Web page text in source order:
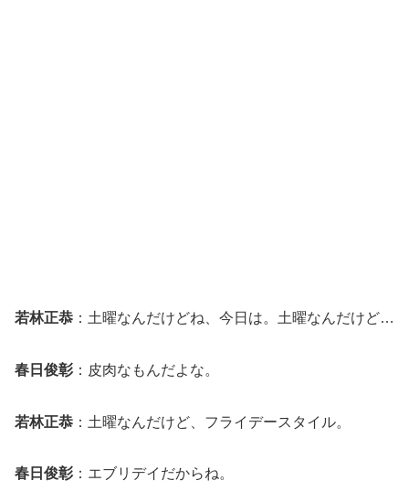
若林正恭 ：土曜なんだけどね、今日は。土曜なんだけど…
春日俊彰 ：皮肉なもんだよな。
若林正恭 ：土曜なんだけど、フライデースタイル。
春日俊彰 ：エブリデイだからね。